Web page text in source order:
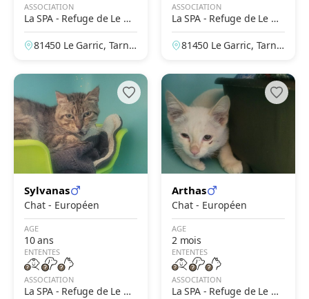
ASSOCIATION
La SPA - Refuge de Le Ga
rric – Albi
81450 Le Garric, Tarn,
ASSOCIATION
La SPA - Refuge de Le Ga
rric – Albi
81450 Le Garric, Tarn,
Sylvanas
Chat - Européen
AGE
10 ans
ENTENTES
ASSOCIATION
La SPA - Refuge de Le Ga
Arthas
Chat - Européen
AGE
2 mois
ENTENTES
ASSOCIATION
La SPA - Refuge de Le Ga